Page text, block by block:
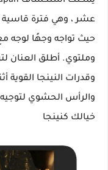
عشر ، وهي فترة قاسية
حيث تواجه وجهًا لوجه
وملتوي. أطلق العنان
وقدرات النينجا القوية
والرأس الحشوي
خيالك كنينجا